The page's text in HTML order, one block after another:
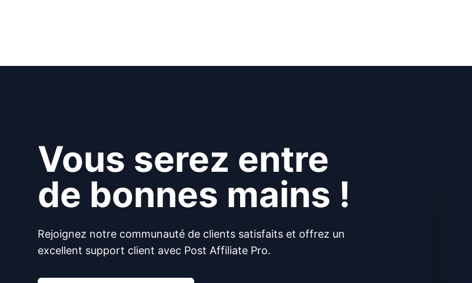
Vous serez entre
de bonnes mains !
Rejoignez notre communauté de clients satisfaits et offrez un
excellent support client avec Post Affiliate Pro.